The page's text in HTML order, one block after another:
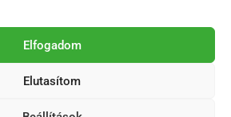
Elfogadom
Elutasítom
tevékenységét a
Média Mecenatúra program